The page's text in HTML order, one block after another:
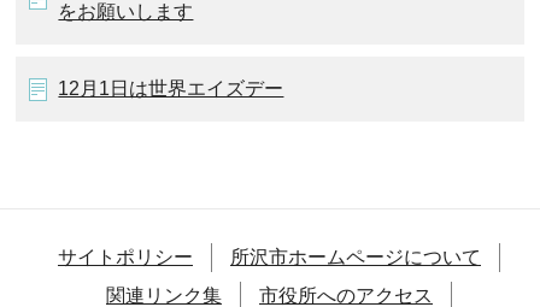
をお願いします
12月1日は世界エイズデー
サイトポリシー
所沢市ホームページについて
関連リンク集
市役所へのアクセス